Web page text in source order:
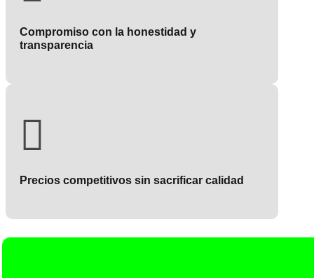
Compromiso con la honestidad y
transparencia

Precios competitivos sin sacrificar calidad